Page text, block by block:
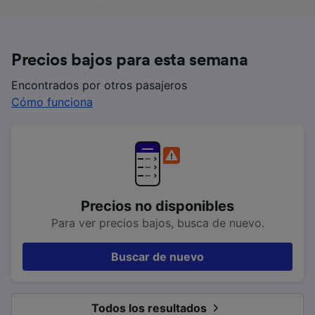
Precios bajos para esta semana
Encontrados por otros pasajeros
Cómo funciona
Precios no disponibles
Para ver precios bajos, busca de nuevo.
Buscar de nuevo
Todos los resultados